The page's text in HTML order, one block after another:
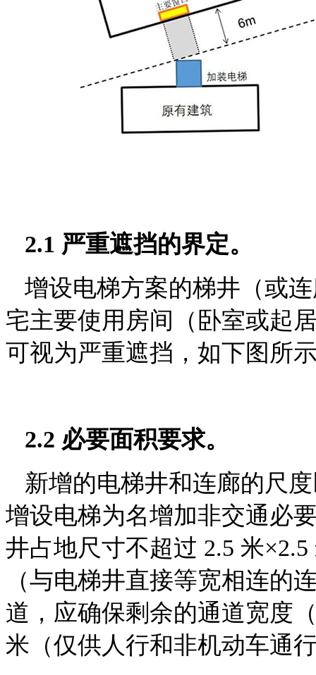
2.1 严重遮挡的界定。
增设电梯方案的梯井（或
宅主要使用房间（卧室或起
可视为严重遮挡，如下图所
2.2 必要面积要求。
新增的电梯井和连廊的尺
增设电梯为名增加非交通必
井占地尺寸不超过 2.5 米
（与电梯井直接等宽相连的
道，应确保剩余的通道宽度
米（仅供人行和非机动车通